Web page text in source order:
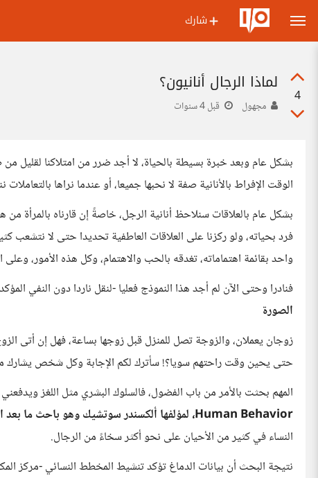
شارك
4
لماذا الرجال أنانيون؟
مجهول قبل 4 سنوات
بشكل عام وبعد خبرة بسيطة بالحياة، لا أجد ضرر من امتلاكنا لقليل من
الوقت الإفراط بالأنانية صفة لا نحبها جميعا، أو عندما نراها بالتعاملات
بشكل عام بالعلاقات سنلاحظ أنانية الرجل، خاصةً إن قارناه بالمرأة
فرد بحياته، ولو ركزنا على العلاقات العاطفية تحديدا حتى لا نتشعب
واحد بقائمة اهتماماته، تغدقه بالحب والاهتمام، وكل هذه الأمور،
فنادرا وحتى الآن لم أجد هذا النموذج فعليا -لنقل ناردا دون النفي
الصورة
زوجان يعملان، والزوجة تصل للمنزل قبل زوجها بساعة، فهل إن أتى
حتى يحين وقت راحتهم سويا؟! سأترك لكم الإجابة وكل شخص يشارك
المهم بحثت بالأمر من باب الفضول، فالسلوك البشري مثل اللغز
Human Behavior، لمؤلفها ألكسندر سوتشيك وهو باحث ما بعد الدكتوراه بجامعة زيورخ
النساء في كثير من الأحيان على نحو أكثر سخاءً من الرجال.
نتيجة البحث أن بيانات الدماغ تؤكد تنشيط المخطط النسائي -مركز